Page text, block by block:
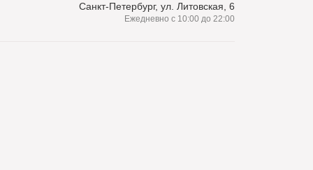
Санкт-Петербург, ул. Литовская, 6
Ежедневно с 10:00 до 22:00